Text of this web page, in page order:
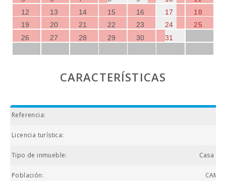
12
13 14 15 16 17
18
19
20 21 22 23 24
25
26
27 28 29 30 31
CARACTERÍSTICAS
Referencia:
Licencia turística:
Tipo de inmueble: Casa de
Población: